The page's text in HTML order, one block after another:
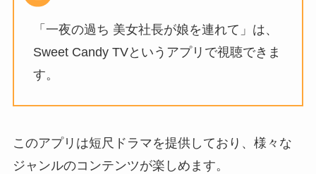
「一夜の過ち 美女社長が娘を連れて」は、
Sweet Candy TVというアプリで視聴できま
す。
このアプリは短尺ドラマを提供しており、様々な
ジャンルのコンテンツが楽しめます。